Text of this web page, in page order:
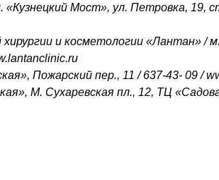
«Кузнецкий Мост», ул. Петровка, 19,
и косметологии «Лантан» /
Пожарский пер., 11 / 637-43- 09 /
М. Сухаревская пл., 12, ТЦ